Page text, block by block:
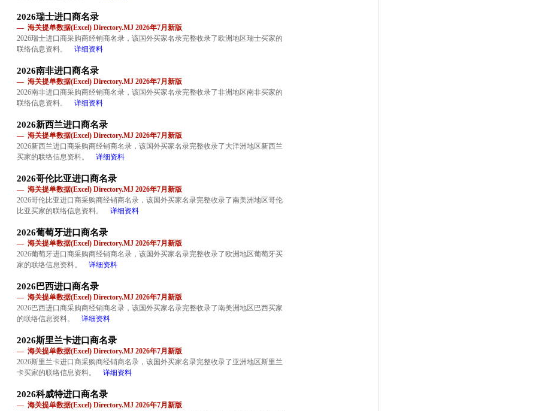
2026瑞士进口商名录
— 海关提单数据(Excel) Directory.MJ 2026年7月新版
2026瑞士进口商采购商经销商名录，该国外买家名录完整收录了欧洲地区瑞士买家的
联络信息资料。
详细资料
2026南非进口商名录
— 海关提单数据(Excel) Directory.MJ 2026年7月新版
2026南非进口商采购商经销商名录，该国外买家名录完整收录了非洲地区南非买家的
联络信息资料。
详细资料
2026新西兰进口商名录
— 海关提单数据(Excel) Directory.MJ 2026年7月新版
2026新西兰进口商采购商经销商名录，该国外买家名录完整收录了大洋洲地区新西兰
买家的联络信息资料。
详细资料
2026哥伦比亚进口商名录
— 海关提单数据(Excel) Directory.MJ 2026年7月新版
2026哥伦比亚进口商采购商经销商名录，该国外买家名录完整收录了南美洲地区哥伦
比亚买家的联络信息资料。
详细资料
2026葡萄牙进口商名录
— 海关提单数据(Excel) Directory.MJ 2026年7月新版
2026葡萄牙进口商采购商经销商名录，该国外买家名录完整收录了欧洲地区葡萄牙买
家的联络信息资料。
详细资料
2026巴西进口商名录
— 海关提单数据(Excel) Directory.MJ 2026年7月新版
2026巴西进口商采购商经销商名录，该国外买家名录完整收录了南美洲地区巴西买家
的联络信息资料。
详细资料
2026斯里兰卡进口商名录
— 海关提单数据(Excel) Directory.MJ 2026年7月新版
2026斯里兰卡进口商采购商经销商名录，该国外买家名录完整收录了亚洲地区斯里兰
卡买家的联络信息资料。
详细资料
2026科威特进口商名录
— 海关提单数据(Excel) Directory.MJ 2026年7月新版